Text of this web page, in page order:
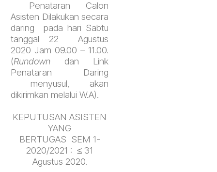
Penataran Calon
Asisten Dilakukan secara
daring pada hari Sabtu
tanggal 22 Agustus
2020 Jam 09.00 – 11.00.
(Rundown dan Link
Penataran Daring
menyusul, akan
dikirimkan melalui W.A).
KEPUTUSAN ASISTEN
YANG
BERTUGAS SEM 1-
2020/2021 : ≤ 31
Agustus 2020.